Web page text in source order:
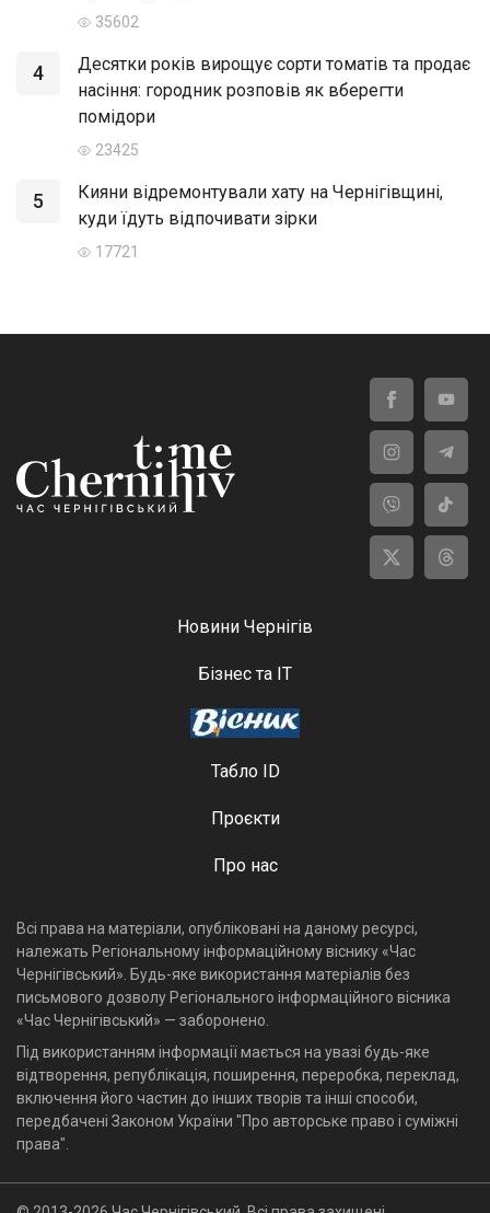
35602
4
Десятки років вирощує сорти томатів та продає
насіння: городник розповів як вберегти
помідори
23425
5
Кияни відремонтували хату на Чернігівщині,
куди їдуть відпочивати зірки
17721
Новини Чернігів
Бізнес та ІТ
Табло ID
Проєкти
Про нас
Всі права на матеріали, опубліковані на даному ресурсі,
належать Регіональному інформаційному віснику «Час
Чернігівський». Будь-яке використання матеріалів без
письмового дозволу Регіонального інформаційного вісника
«Час Чернігівський» — заборонено.
Під використанням інформації мається на увазі будь-яке
відтворення, републікація, поширення, переробка, переклад,
включення його частин до інших творів та інші способи,
передбачені Законом України "Про авторське право і суміжні
права".